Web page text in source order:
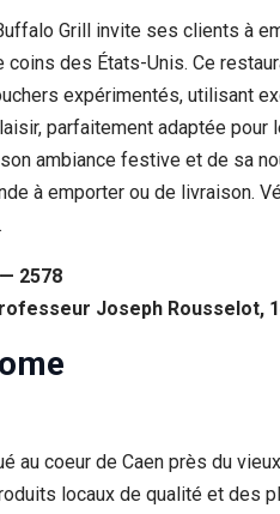
Grill invite ses clients à
coins des États-Unis. Ce
expérimentés, utilisant
parfaitement adaptée
ambiance festive et de sa
à emporter ou de livraison.
2578
Joseph Rousselot,
au coeur de Caen près du
locaux de qualité et des